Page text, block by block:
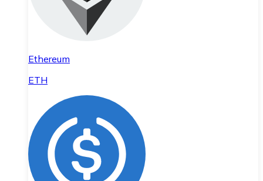
Ethereum
ETH